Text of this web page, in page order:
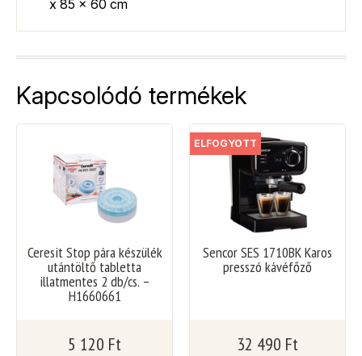
x 85 x 60 cm
Kapcsolódó termékek
Ceresit Stop pára készülék
utántöltő tabletta
illatmentes 2 db/cs. –
H1660661
5 120 Ft
ELFOGYOTT
Sencor SES 1710BK Karos
presszó kávéfőző
32 490 Ft